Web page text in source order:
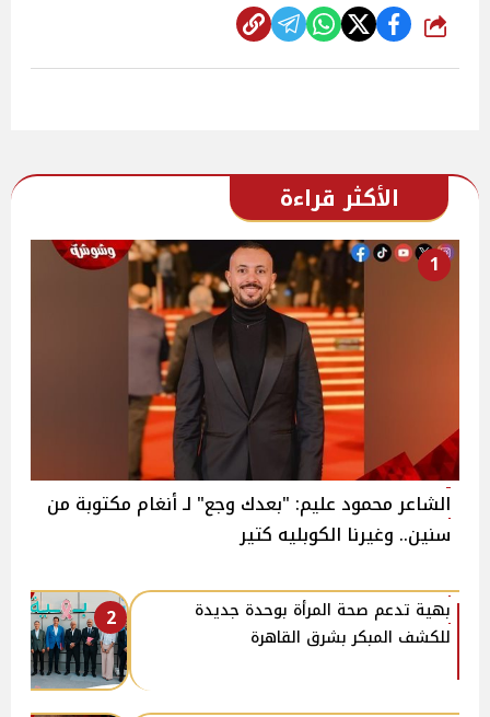
شارك
الأكثر قراءة
1
الشاعر محمود عليم: "بعدك وجع" لـ أنغام مكتوبة من
سنين.. وغيرنا الكوبليه كتير
2
بهية تدعم صحة المرأة بوحدة جديدة
للكشف المبكر بشرق القاهرة